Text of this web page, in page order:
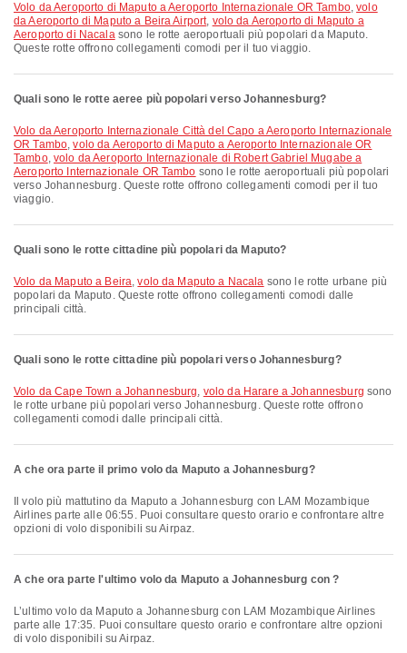
volo da Aeroporto di Maputo a Aeroporto Internazionale OR Tambo,volo
da Aeroporto di Maputo a Beira Airport, volo da Aeroporto di Maputo a
Aeroporto di Nacalasono le rotte aeroportuali più popolari da Maputo.
Queste rotte offrono collegamenti comodi per il tuo viaggio.
Quali sono le rotte aeree più popolari verso Johannesburg?
volo da Aeroporto Internazionale Città del Capo a Aeroporto Internazionale
OR Tambo,volo da Aeroporto di Maputo a Aeroporto Internazionale OR
Tambo, volo da Aeroporto Internazionale di Robert Gabriel Mugabe a
Aeroporto Internazionale OR Tambo sono le rotte aeroportuali più popolari
verso Johannesburg. Queste rotte offrono collegamenti comodi per il tuo
viaggio.
Quali sono le rotte cittadine più popolari da Maputo?
volo da Maputo a Beira,volo da Maputo a Nacala sono le rotte urbane più
popolari da Maputo. Queste rotte offrono collegamenti comodi dalle
principali città.
Quali sono le rotte cittadine più popolari verso Johannesburg?
volo da Cape Town a Johannesburg, volo da Harare a Johannesburg sono
le rotte urbane più popolari verso Johannesburg. Queste rotte offrono
collegamenti comodi dalle principali città.
A che ora parte il primo volo da Maputo a Johannesburg?
Airlines parte alle 06:55. Puoi consultare questo orario e confrontare altre
opzioni di volo disponibili su Airpaz.
A che ora parte l'ultimo volo da Maputo a Johannesburg con ?
L’ultimo volo da Maputo a Johannesburg con LAM Mozambique Airlines
parte alle 17:35. Puoi consultare questo orario e confrontare altre opzioni
di volo disponibili su Airpaz.